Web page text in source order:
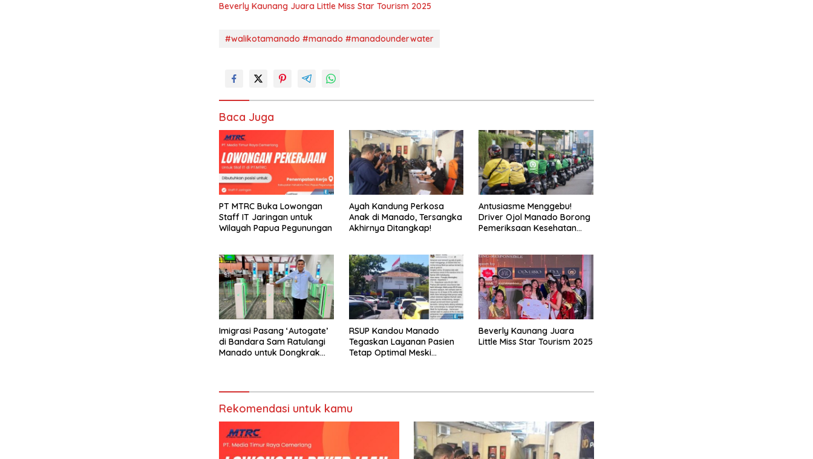
Beverly Kaunang Juara Little Miss Star Tourism 2025
#walikotamanado #manado #manadounderwater
Baca Juga
PT MTRC Buka Lowongan
Staff IT Jaringan untuk
Wilayah Papua Pegunungan
Ayah Kandung Perkosa
Anak di Manado, Tersangka
Akhirnya Ditangkap!
Antusiasme Menggebu!
Driver Ojol Manado Borong
Pemeriksaan Kesehatan
Imigrasi Pasang ‘Autogate’
di Bandara Sam Ratulangi
Manado untuk Dongkrak
RSUP Kandou Manado
Tegaskan Layanan Pasien
Tetap Optimal Meski
Beverly Kaunang Juara
Little Miss Star Tourism 2025
Rekomendasi untuk kamu